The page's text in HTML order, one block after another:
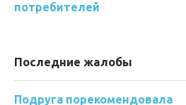
потребителей
Последние жалобы
Подруга порекомендовала